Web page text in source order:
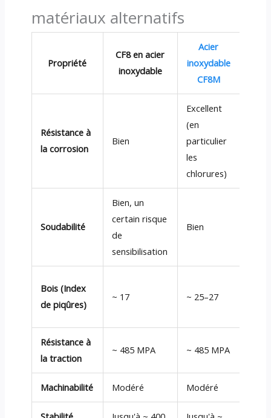
matériaux alternatifs
Propriété
CF8 en acier
inoxydable
Acier
inoxydable
CF8M
Résistance à
la corrosion
Bien
Excellent
(en
particulier
les
chlorures)
Soudabilité
Bien, un
certain risque
de
sensibilisation
Bien
Bois (Index
de piqûres)
~ 17 ~ 25–27
Résistance à
la traction
~ 485 MPA ~ 485 MPA
Machinabilité Modéré Modéré